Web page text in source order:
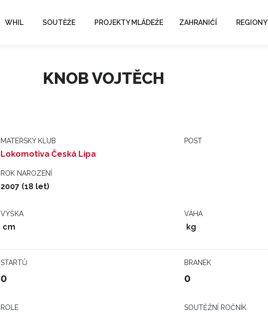
WHIL SOUTĚŽE PROJEKTY MLÁDEŽE ZAHRANIČÍ REGIONY
KNOB VOJTĚCH
MATEŘSKÝ KLUB
Lokomotiva Česká Lípa
POST
ROK NAROZENÍ
2007 (18 let)
VÝŠKA
cm
VÁHA
kg
STARTŮ
0
BRANEK
0
ROLE SOUTĚŽNÍ ROČNÍK